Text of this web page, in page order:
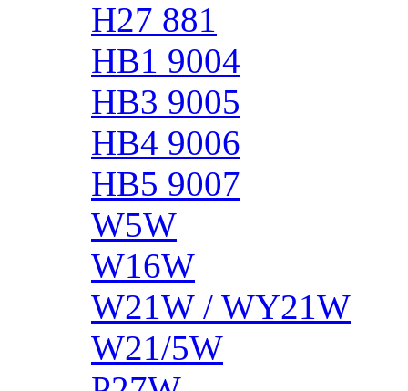
H27 881
HB1 9004
HB3 9005
HB4 9006
HB5 9007
W5W
W16W
W21W / WY21W
W21/5W